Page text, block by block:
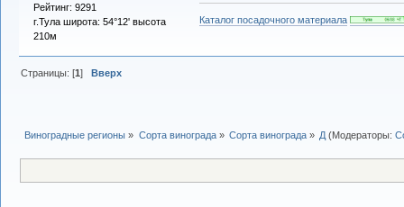
Рейтинг: 9291
г.Тула широта: 54°12' высота
210м
Каталог посадочного материала
Страницы: [1]Вверх
Виноградные регионы » Сорта винограда» Сорта винограда» Д (Модераторы: